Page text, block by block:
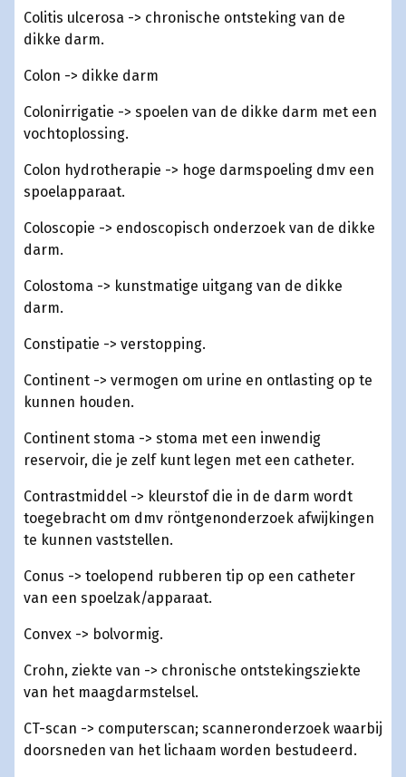
Colitis ulcerosa -> chronische ontsteking van de
dikke darm.
Colon -> dikke darm
Colonirrigatie -> spoelen van de dikke darm met een
vochtoplossing.
Colon hydrotherapie -> hoge darmspoeling dmv een
spoelapparaat.
Coloscopie -> endoscopisch onderzoek van de dikke
darm.
Colostoma -> kunstmatige uitgang van de dikke
darm.
Constipatie -> verstopping.
Continent -> vermogen om urine en ontlasting op te
kunnen houden.
Continent stoma -> stoma met een inwendig
reservoir, die je zelf kunt legen met een catheter.
Contrastmiddel -> kleurstof die in de darm wordt
toegebracht om dmv röntgenonderzoek afwijkingen
te kunnen vaststellen.
Conus -> toelopend rubberen tip op een catheter
van een spoelzak/apparaat.
Convex -> bolvormig.
Crohn, ziekte van -> chronische ontstekingsziekte
van het maagdarmstelsel.
CT-scan -> computerscan; scanneronderzoek waarbij
doorsneden van het lichaam worden bestudeerd.